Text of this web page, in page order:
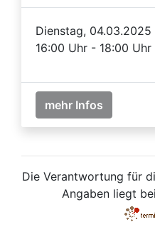
Dienstag, 04.03.2025
16:00 Uhr - 18:00 Uhr
mehr Infos
Die Verantwortung für
Angaben liegt